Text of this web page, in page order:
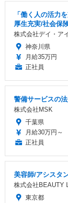
「働く人の活力
厚生充実/社会保
株式会社デイ・ア
神奈川県
月給35万円
正社員
警備サービスの
株式会社MSK
千葉県
月給30万円～
正社員
美容師/アシスタ
株式会社BEAUTY
東京都